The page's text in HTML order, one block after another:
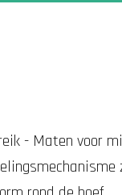
- Maten voor